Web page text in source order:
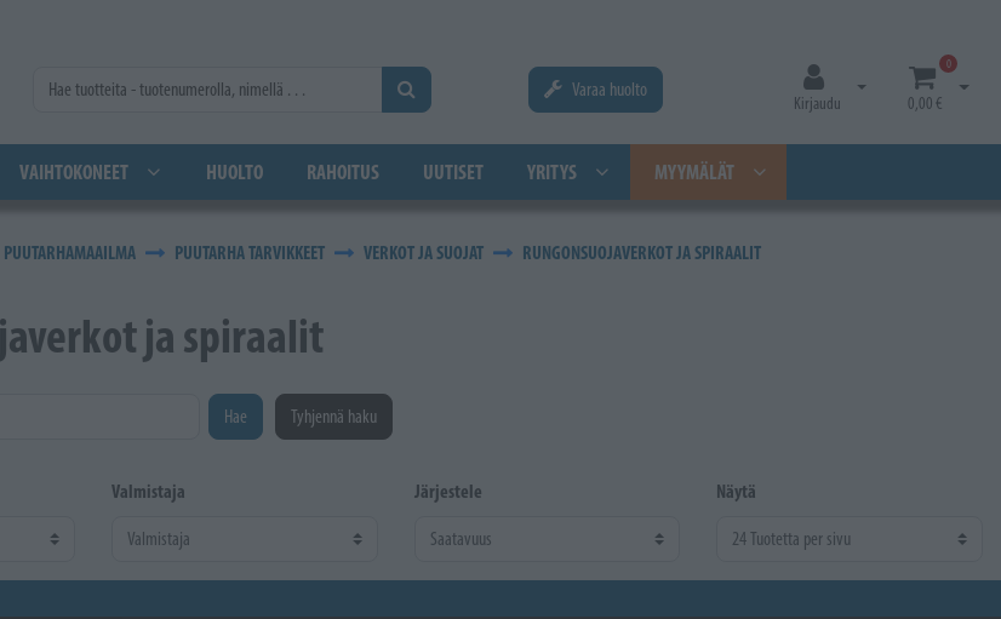
Varaa huolto
Kirjaudu
Avaa kirjautuminen
0
0,00 €
Avaa
VAIHTOKONEET HUOLTO RAHOITUS UUTISET YRITYS MYYMÄLÄT
PUUTARHAMAAILMA PUUTARHA TARVIKKEET VERKOT JA SUOJAT RUNGONSUOJAVERKOT JA SPIRAALIT
ja spiraalit
Hae Tyhjennä haku
Valmistaja Järjestele Näytä